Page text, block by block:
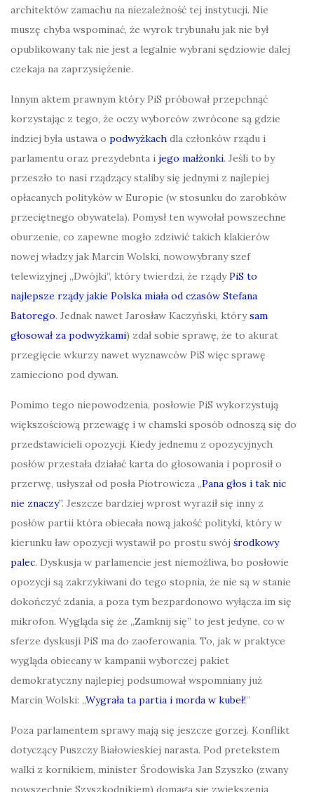
architektów zamachu na niezależność tej instytucji. Nie
muszę chyba wspominać, że wyrok trybunału jak nie był
opublikowany tak nie jest a legalnie wybrani sędziowie dalej
czekaja na zaprzysiężenie.
Innym aktem prawnym który PiS próbował przepchnąć
korzystając z tego, że oczy wyborców zwrócone są gdzie
indziej była ustawa o podwyżkach dla członków rządu i
parlamentu oraz prezydebnta i jego małżonki. Jeśli to by
przeszło to nasi rządzący staliby się jednymi z najlepiej
opłacanych polityków w Europie (w stosunku do zarobków
przeciętnego obywatela). Pomysł ten wywołał powszechne
oburzenie, co zapewne mogło zdziwić takich klakierów
nowej władzy jak Marcin Wolski, nowowybrany szef
telewizyjnej „Dwójki”, który twierdzi, że rządyPiS to
najlepsze rządy jakie Polska miała od czasów Stefana
Batorego. Jednak nawet Jarosław Kaczyński, którysam
głosował za podwyżkami) zdał sobie sprawę, że to akurat
przegięcie wkurzy nawet wyznawców PiS więc sprawę
zamieciono pod dywan.
Pomimo tego niepowodzenia, posłowie PiS wykorzystują
większościową przewagę i w chamski sposób odnoszą się do
przedstawicieli opozycji. Kiedy jednemu z opozycyjnych
posłów przestała działać karta do głosowania i poprosił o
przerwę, usłyszał od posła Piotrowicza „Pana głos i tak nic
nie znaczy”. Jeszcze bardziej wprost wyraził się inny z
posłów partii która obiecała nową jakość polityki, który w
kierunku ław opozycji wystawił po prostu swój środkowy
palec. Dyskusja w parlamencie jest niemożliwa, bo posłowie
opozycji są zakrzykiwani do tego stopnia, że nie są w stanie
dokończyć zdania, a poza tym bezpardonowo wyłącza im się
mikrofon. Wygląda się że „Zamknij się” to jest jedyne, co w
sferze dyskusji PiS ma do zaoferowania. To, jak w praktyce
wygląda obiecany w kampanii wyborczej pakiet
demokratyczny najlepiej podsumował wspomniany już
Marcin Wolski: „Wygrała ta partia i morda w kubeł!”
Poza parlamentem sprawy mają się jeszcze gorzej. Konflikt
dotyczący Puszczy Białowieskiej narasta. Pod pretekstem
walki z kornikiem, minister Środowiska Jan Szyszko (zwany
powszechnie Szyszkodnikiem) domaga się zwiększenia